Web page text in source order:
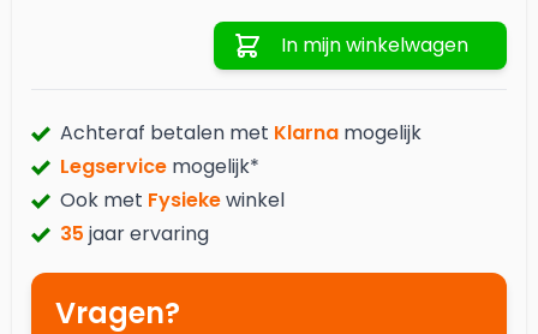
Aantal
In mijn winkelwagen
Achteraf betalen met Klarna mogelijk
Legservice mogelijk*
Ook met Fysiekewinkel
35 jaar ervaring
Vragen?